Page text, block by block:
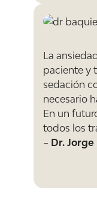
La
paciente y
sedación
necesario
En un
todos los
– Dr. Jorge